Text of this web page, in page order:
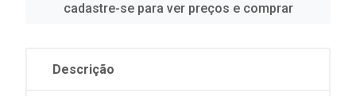
cadastre-se para ver preços e comprar
Descrição